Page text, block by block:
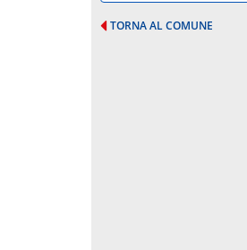
TORNA AL COMUNE